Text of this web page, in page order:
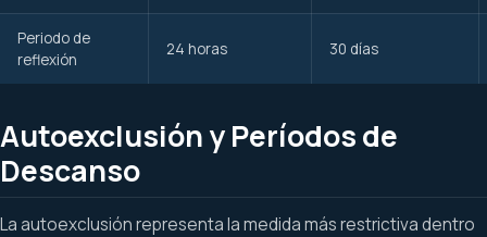
Periodo de
reflexión
24 horas 30 días
Autoexclusión y Períodos de
Descanso
La autoexclusión representa la medida más restrictiva dentro